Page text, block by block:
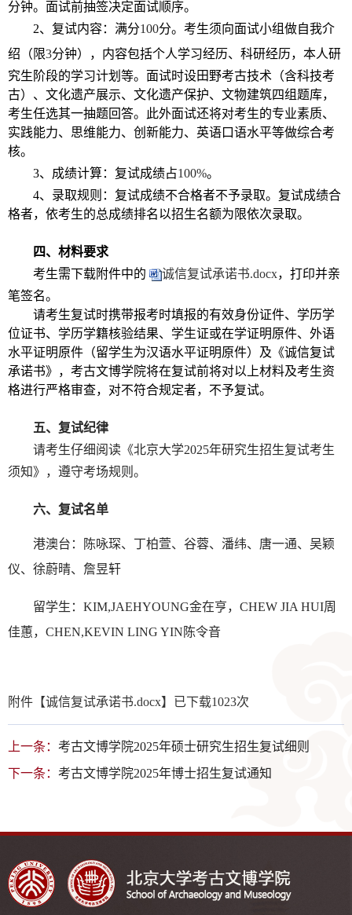
分钟。面试前抽签决定面试顺序。
2、复试内容：满分100分。考生须向面试小组做自我介
绍（限3分钟），内容包括个人学习经历、科研经历，本人研
究生阶段的学习计划等。面试时设田野考古技术（含科技考
古）、文化遗产展示、文化遗产保护、文物建筑四组题库，
考生任选其一抽题回答。此外面试还将对考生的专业素质、
实践能力、思维能力、创新能力、英语口语水平等做综合考
核。
3、成绩计算：复试成绩占100%。
4、录取规则：复试成绩不合格者不予录取。复试成绩合
格者，依考生的总成绩排名以招生名额为限依次录取。
四、材料要求
考生需下载附件中的
诚信复试承诺书.docx，打印并亲
笔签名。
请考生复试时携带报考时填报的有效身份证件、学历学
位证书、学历学籍核验结果、学生证或在学证明原件、外语
水平证明原件（留学生为汉语水平证明原件）及《诚信复试
承诺书》，考古文博学院将在复试前将对以上材料及考生资
格进行严格审查，对不符合规定者，不予复试。
五、复试纪律
请考生仔细阅读《北京大学2025年研究生招生复试考生
须知》，遵守考场规则。
六、复试名单
港澳台：陈咏琛、丁柏萱、谷蓉、潘纬、唐一通、吴颖
仪、徐蔚晴、詹昱轩
留学生： KIM,JAEHYOUNG金在亨， CHEW JIA HUI周
佳蕙， CHEN,KEVIN LING YIN 陈令音
附件【诚信复试承诺书.docx】已下载1023次
上一条： 考古文博学院2025年硕士研究生招生复试细则
下一条： 考古文博学院2025年博士招生复试通知